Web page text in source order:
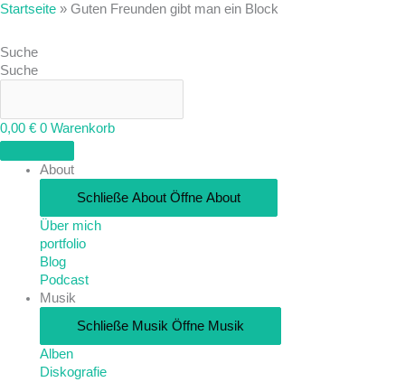
Startseite » Guten Freunden gibt man ein Block
Suche
Suche
0,00 € 0 Warenkorb
About
Schließe About Öffne About
Über mich
portfolio
Blog
Podcast
Musik
Schließe Musik Öffne Musik
Alben
Diskografie